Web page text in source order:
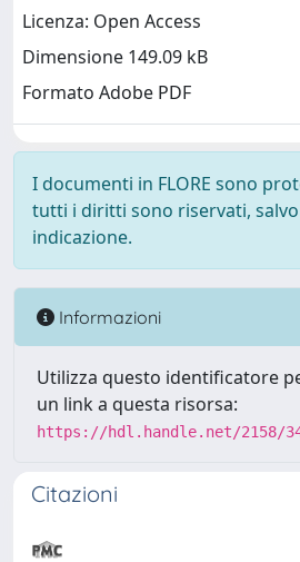
Licenza: Open Access
Dimensione 149.09 kB
Formato Adobe PDF
I documenti in FLORE sono
tutti i diritti sono riservati,
indicazione.
Informazioni
Utilizza questo identificatore
un link a questa risorsa:
https://hdl.handle.net/2158/
Citazioni